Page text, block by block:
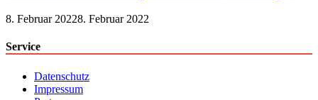
8. Februar 20228. Februar 2022
Service
Datenschutz
Impressum